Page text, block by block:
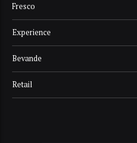
Fresco
Experience
Bevande
Retail